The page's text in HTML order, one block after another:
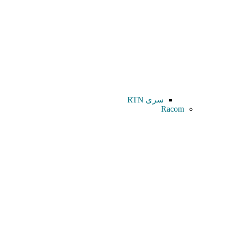
سری RTN
Racom